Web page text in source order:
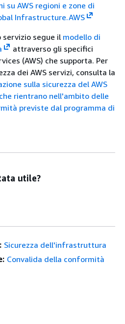
su AWS regioni e zone di
Infrastructure.AWS
servizio segue il modello di
attraverso gli specifici
(AWS) che supporta. Per
dei AWS servizi, consulta la
sulla sicurezza del AWS
rientrano nell'ambito delle
previste dal programma di
utile?
Sicurezza dell'infrastruttura
Convalida della conformità